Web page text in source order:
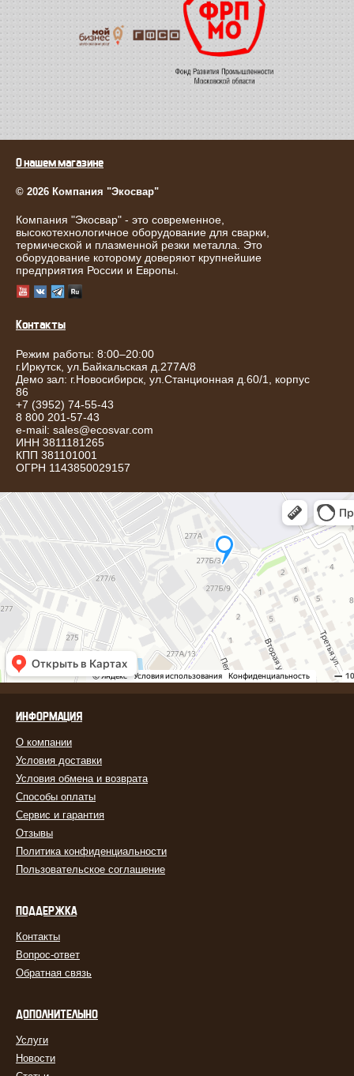
О нашем магазине
© 2026 Компания "Экосвар"
Компания "Экосвар" - это современное,
высокотехнологичное оборудование для сварки,
термической и плазменной резки металла. Это
оборудование которому доверяют крупнейшие
предприятия России и Европы.
Контакты
Режим работы: 8:00–20:00
г.Иркутск ул.Байкальская д.277А/8
Демо зал: г.Новосибирск, ул.Станционная д.60/1, корпус
86
+7 (3952) 74-55-43
8 800 201-57-43
e-mail: sales@ecosvar.com
ИНН 3811181265
КПП 381101001
ОГРН 1143850029157
ИНФОРМАЦИЯ
О компании
Условия доставки
Условия обмена и возврата
Способы оплаты
Сервис и гарантия
Отзывы
Политика конфиденциальности
Пользовательское соглашение
ПОДДЕРЖКА
Контакты
Вопрос-ответ
Обратная связь
ДОПОЛНИТЕЛЬНО
Услуги
Новости